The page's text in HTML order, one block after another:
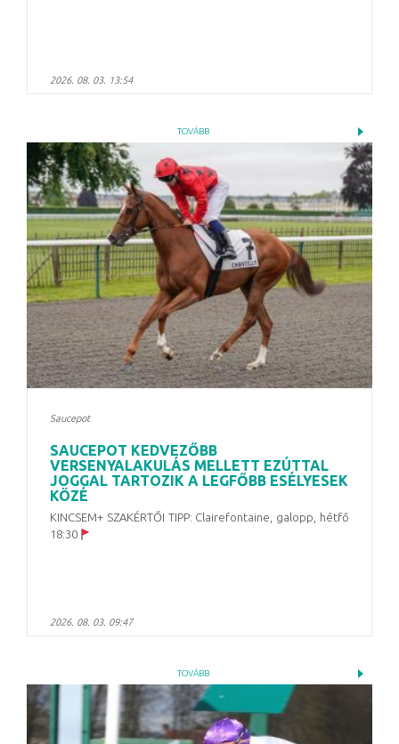
2026. 08. 03. 13:54
TOVÁBB
Saucepot
SAUCEPOT KEDVEZŐBB
VERSENYALAKULÁS MELLETT EZÚTTAL
JOGGAL TARTOZIK A LEGFŐBB ESÉLYESEK
KÖZÉ
KINCSEM+ SZAKÉRTŐI TIPP: Clairefontaine, galopp, hétfő
18:30
2026. 08. 03. 09:47
TOVÁBB